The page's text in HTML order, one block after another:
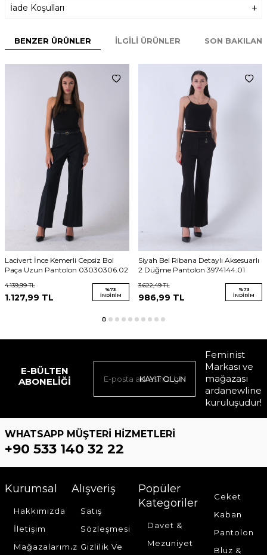
İade Koşulları
BENZER ÜRÜNLER İLGILI ÜRÜNLER SON
Lacivert İnce Kemerli Cepsiz Bol
Paça Uzun Pantolon 03030306.02
4.139,99TL
1.127,99 TL
%73
İNDIRIM
Siyah Bel Ribana Detaylı Aksesuarlı
2 Düğme Pantolon 3974144.01
3.622,49TL
986,99 TL
%73
İNDIRIM
E-BÜLTEN
ABONELIĞI
KAYIT OLUN
Feminist
Markası ve
mağazası
ardanewline
kuruluşudur!
WHATSAPP MÜŞTERI HIZMETLERI
+90 533 140 32 22
Kurumsal
Hakkımızda
İletişim
Mağazalarımız
Alışveriş
Satış
Sözleşmesi
Gizlilik Ve
Popüler
Kategoriler
Davet &
Mezuniyet
Ceket
Kaban
Pantolon
Bluz &